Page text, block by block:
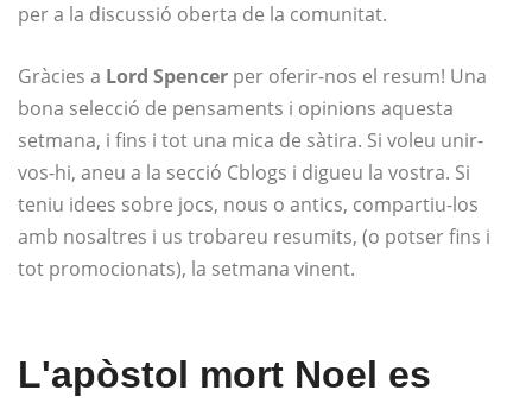
per a la discussió oberta de la comunitat.
Gràcies a Lord Spencer per oferir-nos el resum! Una
bona selecció de pensaments i opinions aquesta
setmana, i fins i tot una mica de sàtira. Si voleu unir-
vos-hi, aneu a la secció Cblogs i digueu la vostra. Si
teniu idees sobre jocs, nous o antics, compartiu-los
amb nosaltres i us trobareu resumits, (o potser fins i
tot promocionats), la setmana vinent.
L'apòstol mort Noel es